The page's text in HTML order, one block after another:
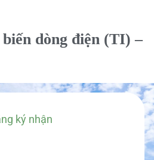
dòng điện (TI) –
ký nhận